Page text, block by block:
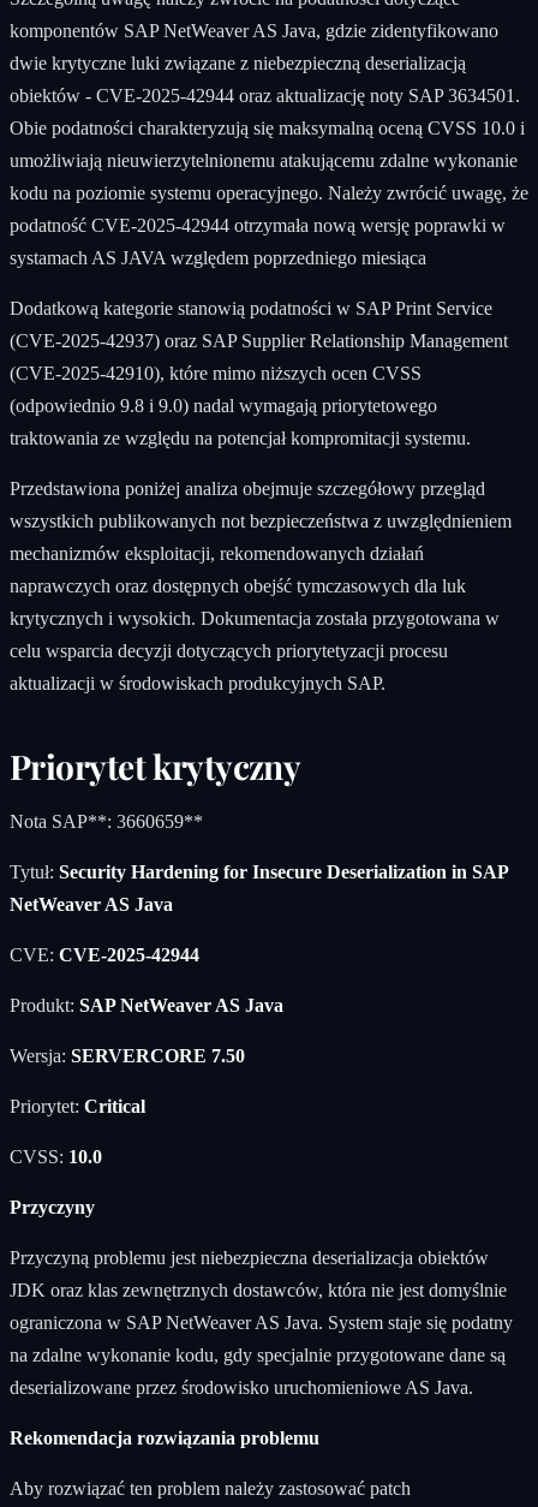
komponentów SAP NetWeaver AS Java, gdzie zidentyfikowano
dwie krytyczne luki związane z niebezpieczną deserializacją
obiektów - CVE-2025-42944 oraz aktualizację noty SAP 3634501.
Obie podatności charakteryzują się maksymalną oceną CVSS 10.0 i
umożliwiają nieuwierzytelnionemu atakującemu zdalne wykonanie
kodu na poziomie systemu operacyjnego. Należy zwrócić uwagę, że
podatność CVE-2025-42944 otrzymała nową wersję poprawki w
systamach AS JAVA względem poprzedniego miesiąca
Dodatkową kategorie stanowią podatności w SAP Print Service
(CVE-2025-42937) oraz SAP Supplier Relationship Management
(CVE-2025-42910), które mimo niższych ocen CVSS
(odpowiednio 9.8 i 9.0) nadal wymagają priorytetowego
traktowania ze względu na potencjał kompromitacji systemu.
Przedstawiona poniżej analiza obejmuje szczegółowy przegląd
wszystkich publikowanych not bezpieczeństwa z uwzględnieniem
mechanizmów eksploitacji, rekomendowanych działań
naprawczych oraz dostępnych obejść tymczasowych dla luk
krytycznych i wysokich. Dokumentacja została przygotowana w
celu wsparcia decyzji dotyczących priorytetyzacji procesu
aktualizacji w środowiskach produkcyjnych SAP.
Priorytet krytyczny
Nota SAP**: 3660659**
Tytuł: Security Hardening for Insecure Deserialization in SAP
NetWeaver AS Java
CVE: CVE-2025-42944
Produkt: SAP NetWeaver AS Java
Wersja: SERVERCORE 7.50
Priorytet: Critical
CVSS: 10.0
Przyczyny
Przyczyną problemu jest niebezpieczna deserializacja obiektów
JDK oraz klas zewnętrznych dostawców, która nie jest domyślnie
ograniczona w SAP NetWeaver AS Java. System staje się podatny
na zdalne wykonanie kodu, gdy specjalnie przygotowane dane są
deserializowane przez środowisko uruchomieniowe AS Java.
Rekomendacja rozwiązania problemu
Aby rozwiązać ten problem należy zastosować patch